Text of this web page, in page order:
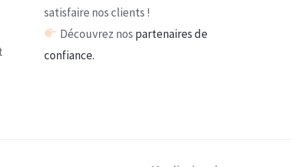
satisfaire nos clients !
Découvrez nos partenaires de
confiance.